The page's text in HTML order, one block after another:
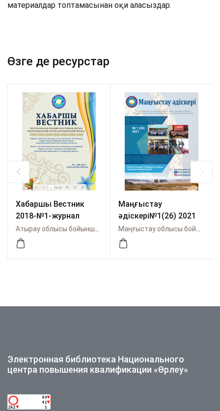
материалдар топтамасынан оқи аласыздар.
Өзге де ресурстар
Хабаршы Вестник
2018-№1-журнал
Маңғыстау
əдіскері№1(26) 2021
Электронная библиотека Национального
центра повышения квалификации «Өрлеу»